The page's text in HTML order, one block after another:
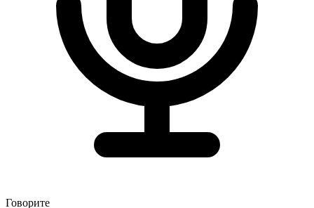
Говорите